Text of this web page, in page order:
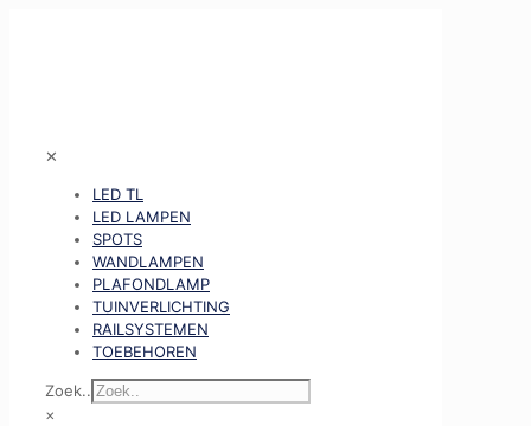
✕
LED TL
LED LAMPEN
SPOTS
WANDLAMPEN
PLAFONDLAMP
TUINVERLICHTING
RAILSYSTEMEN
TOEBEHOREN
Zoek..
×